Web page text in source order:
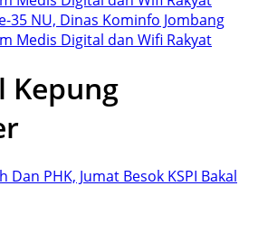
35 NU, Dinas Kominfo Jombang
Medis Digital dan Wifi Rakyat
Kepung